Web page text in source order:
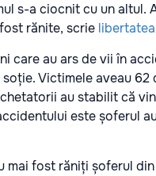
s-a ciocnit cu un altul.
rănite, scrie
care au ars de vii în
Victimele aveau 62
au stabilit că
este șoferul
mai fost răniți șoferul